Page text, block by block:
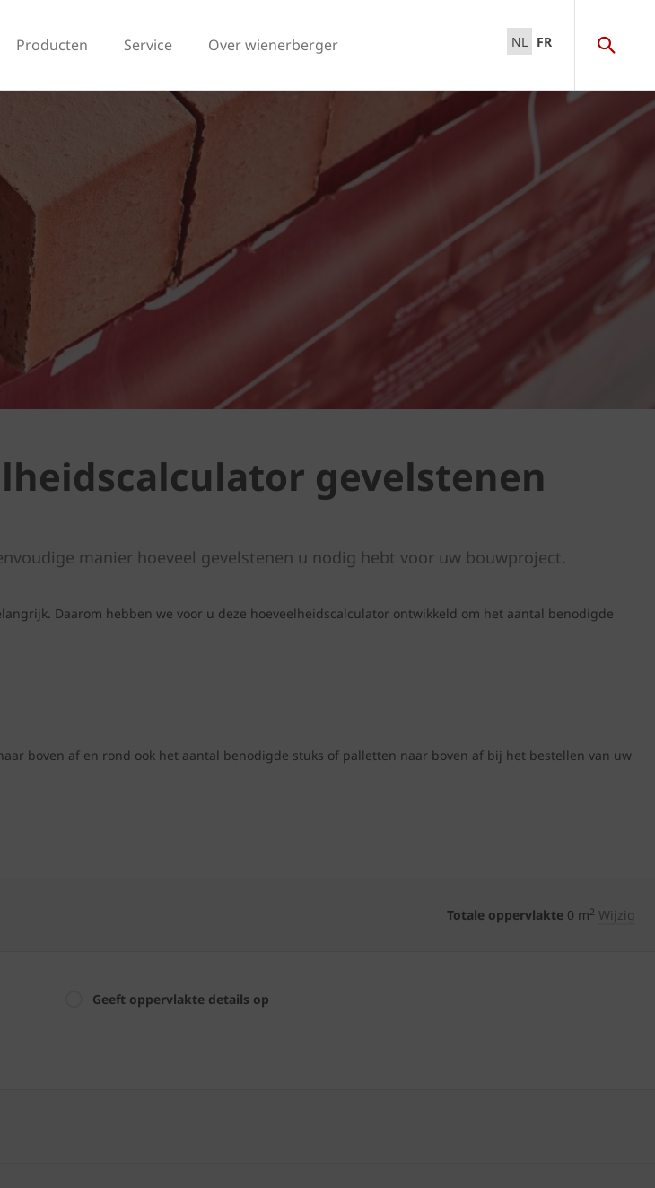
Producten Service Over wienerberger NL FR
gevelstenen
manier hoeveel gevelstenen u nodig hebt voor uw bouwproject.
Daarom hebben we voor u deze hoeveelheidscalculator ontwikkeld om het aantal benodigde
boven af en rond ook het aantal benodigde stuks of palletten naar boven af bij het bestellen van uw
Totale oppervlakte 0 m2 Wijzig
Geeft oppervlakte details op